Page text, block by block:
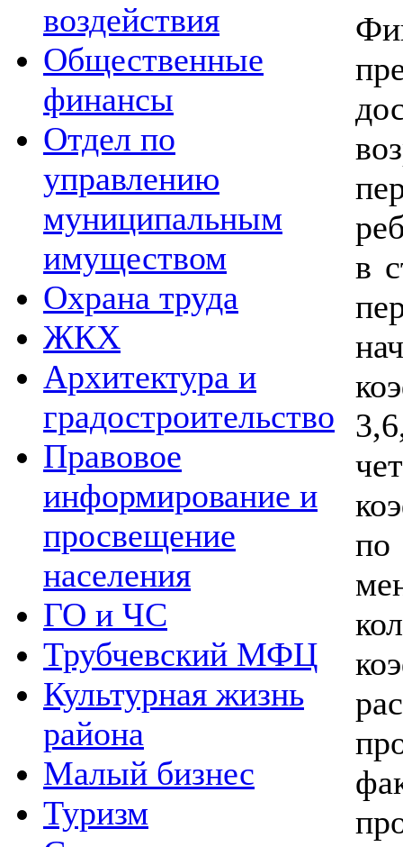
воздействия
Общественные
финансы
Отдел по
управлению
муниципальным
имуществом
Охрана труда
ЖКХ
Архитектура и
градостроительство
Правовое
информирование и
просвещение
населения
ГО и ЧС
Трубчевский МФЦ
Культурная жизнь
района
Малый бизнес
Туризм
в
по